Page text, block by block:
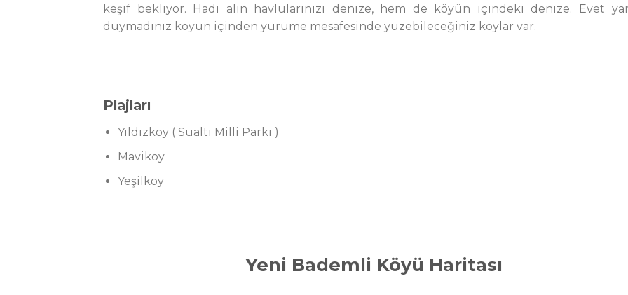
keşif bekliyor. Hadi alın havlularınızı denize, hem de köyün içindeki denize. Evet
duymadınız köyün içinden yürüme mesafesinde yüzebileceğiniz koylar var.
Plajları
Yıldızkoy ( Sualtı Milli Parkı )
Mavikoy
Yeşilkoy
Yeni Bademli Köyü Haritası